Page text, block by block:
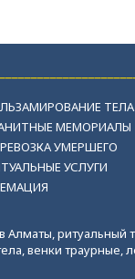
ТЕЛА
МЕМОРИАЛЫ
УМЕРШЕГО
УСЛУГИ
венки траурные,